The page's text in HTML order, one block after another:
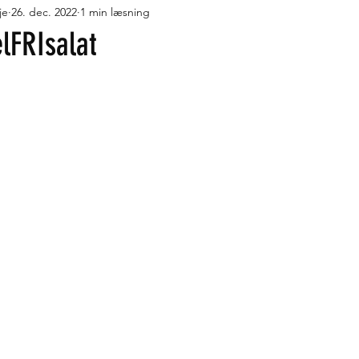
med fløde Desserter
26. dec. 2022 1 min læsning